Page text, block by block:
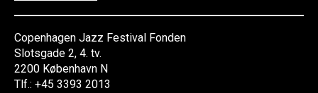
Copenhagen Jazz Festival Fonden
Slotsgade 2, 4. tv.
2200 København N
Tlf.: +45 3393 2013